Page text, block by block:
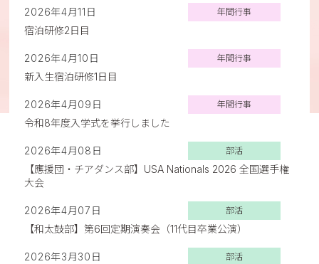
2026年4月11日 年間行事
宿泊研修2日目
2026年4月10日 年間行事
新入生宿泊研修1日目
2026年4月09日 年間行事
令和8年度入学式を挙行しました
2026年4月08日 部活
【應援団・チアダンス部】USA Nationals 2026 全国選手権
大会
2026年4月07日 部活
【和太鼓部】第6回定期演奏会（11代目卒業公演）
2026年3月30日 部活